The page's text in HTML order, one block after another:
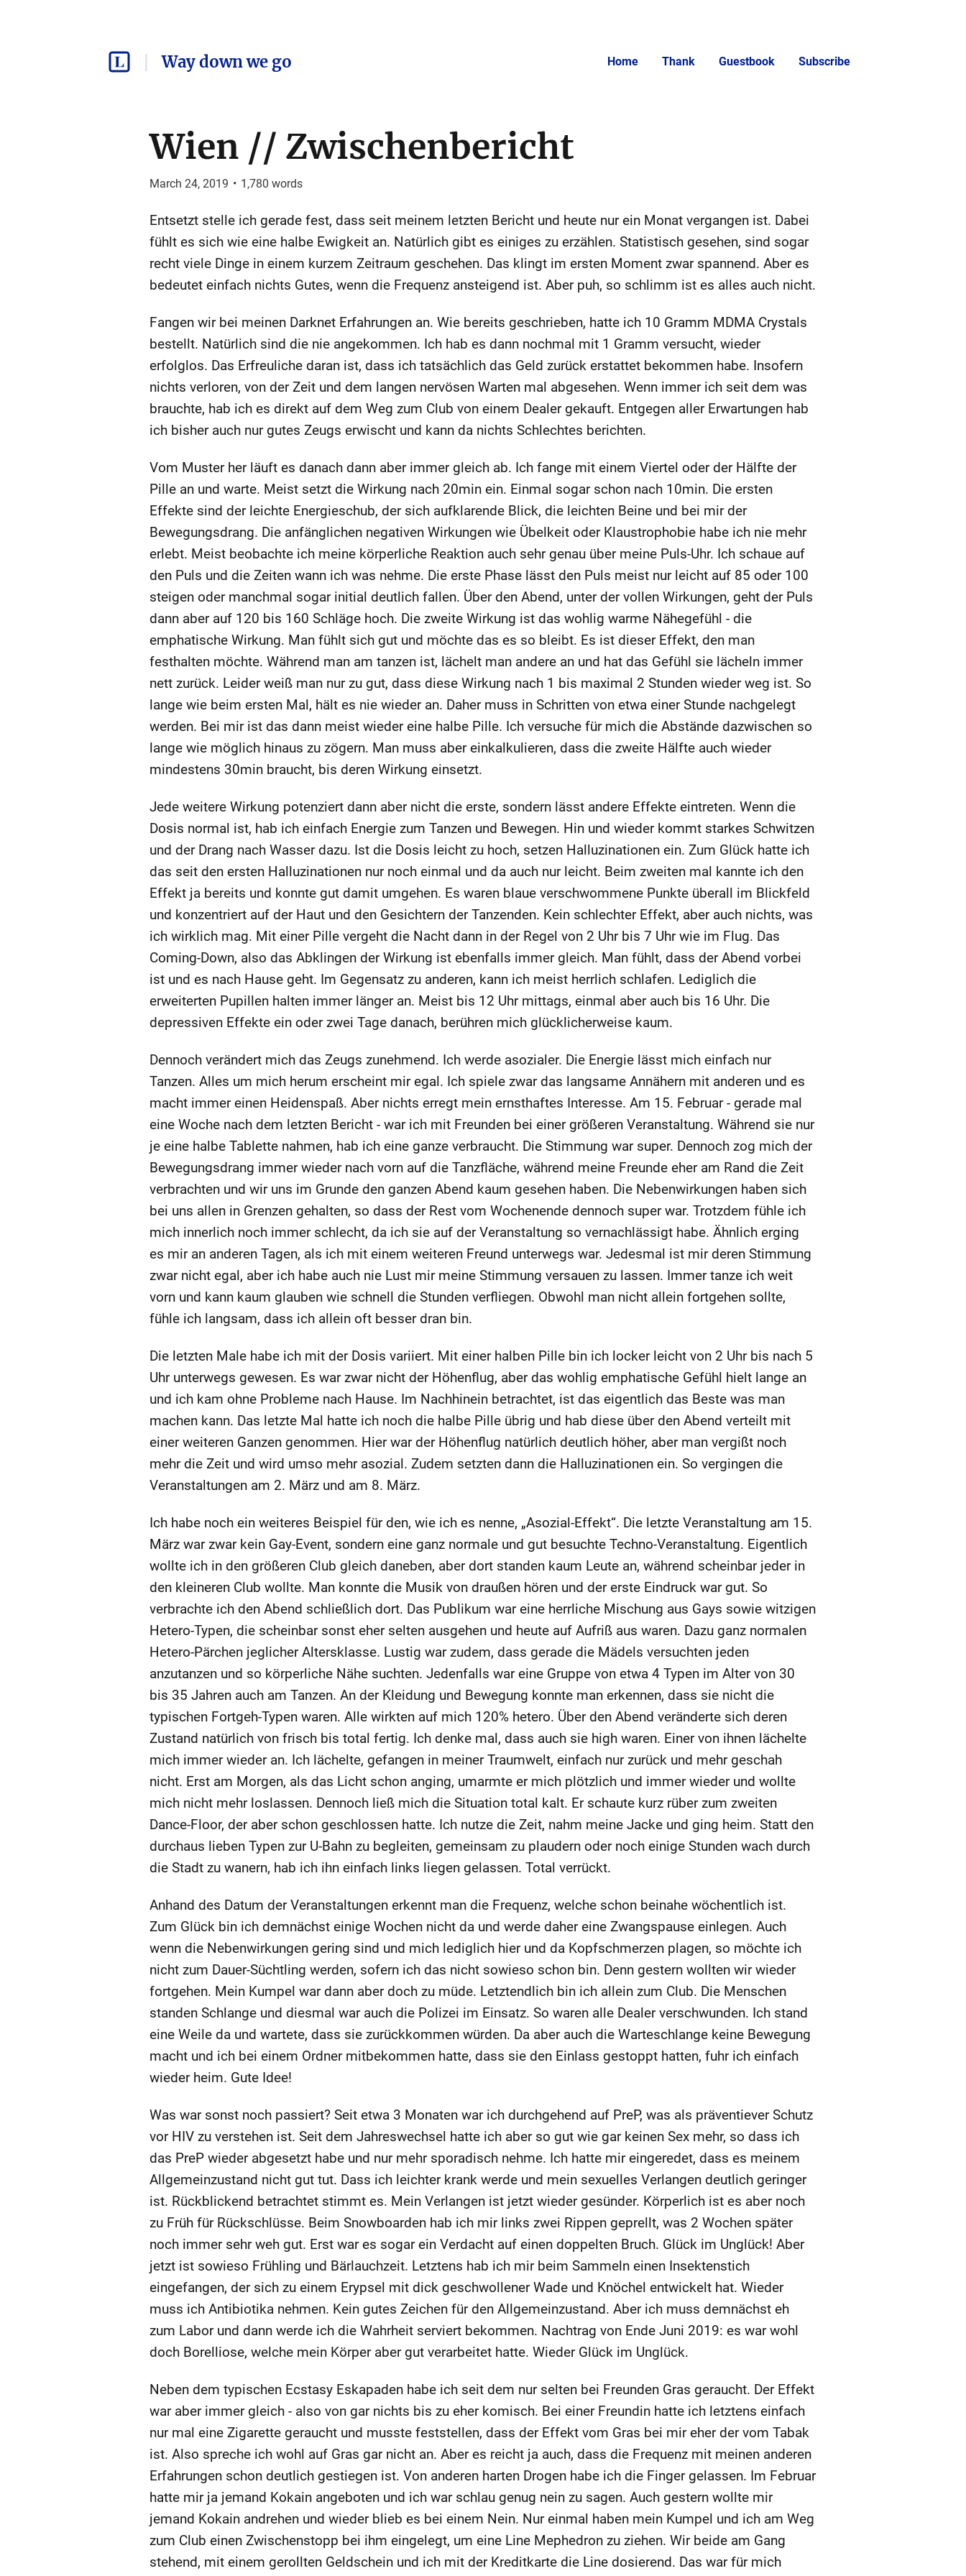
Way down we go Home Thank Guestbook Subscribe
Wien // Zwischenbericht
March 24, 2019 • 1,780 words
Entsetzt stelle ich gerade fest, dass seit meinem letzten Bericht und heute nur ein Monat vergangen ist. Dabei
fühlt es sich wie eine halbe Ewigkeit an. Natürlich gibt es einiges zu erzählen. Statistisch gesehen, sind sogar
recht viele Dinge in einem kurzem Zeitraum geschehen. Das klingt im ersten Moment zwar spannend. Aber es
bedeutet einfach nichts Gutes, wenn die Frequenz ansteigend ist. Aber puh, so schlimm ist es alles auch nicht.
Fangen wir bei meinen Darknet Erfahrungen an. Wie bereits geschrieben, hatte ich 10 Gramm MDMA Crystals
bestellt. Natürlich sind die nie angekommen. Ich hab es dann nochmal mit 1 Gramm versucht, wieder
erfolglos. Das Erfreuliche daran ist, dass ich tatsächlich das Geld zurück erstattet bekommen habe. Insofern
nichts verloren, von der Zeit und dem langen nervösen Warten mal abgesehen. Wenn immer ich seit dem was
brauchte, hab ich es direkt auf dem Weg zum Club von einem Dealer gekauft. Entgegen aller Erwartungen hab
ich bisher auch nur gutes Zeugs erwischt und kann da nichts Schlechtes berichten.
Vom Muster her läuft es danach dann aber immer gleich ab. Ich fange mit einem Viertel oder der Hälfte der
Pille an und warte. Meist setzt die Wirkung nach 20min ein. Einmal sogar schon nach 10min. Die ersten
Effekte sind der leichte Energieschub, der sich aufklarende Blick, die leichten Beine und bei mir der
Bewegungsdrang. Die anfänglichen negativen Wirkungen wie Übelkeit oder Klaustrophobie habe ich nie mehr
erlebt. Meist beobachte ich meine körperliche Reaktion auch sehr genau über meine Puls-Uhr. Ich schaue auf
den Puls und die Zeiten wann ich was nehme. Die erste Phase lässt den Puls meist nur leicht auf 85 oder 100
steigen oder manchmal sogar initial deutlich fallen. Über den Abend, unter der vollen Wirkungen, geht der Puls
dann aber auf 120 bis 160 Schläge hoch. Die zweite Wirkung ist das wohlig warme Nähegefühl - die
emphatische Wirkung. Man fühlt sich gut und möchte das es so bleibt. Es ist dieser Effekt, den man
festhalten möchte. Während man am tanzen ist, lächelt man andere an und hat das Gefühl sie lächeln immer
nett zurück. Leider weiß man nur zu gut, dass diese Wirkung nach 1 bis maximal 2 Stunden wieder weg ist. So
lange wie beim ersten Mal, hält es nie wieder an. Daher muss in Schritten von etwa einer Stunde nachgelegt
werden. Bei mir ist das dann meist wieder eine halbe Pille. Ich versuche für mich die Abstände dazwischen so
lange wie möglich hinaus zu zögern. Man muss aber einkalkulieren, dass die zweite Hälfte auch wieder
mindestens 30min braucht, bis deren Wirkung einsetzt.
Jede weitere Wirkung potenziert dann aber nicht die erste, sondern lässt andere Effekte eintreten. Wenn die
Dosis normal ist, hab ich einfach Energie zum Tanzen und Bewegen. Hin und wieder kommt starkes Schwitzen
und der Drang nach Wasser dazu. Ist die Dosis leicht zu hoch, setzen Halluzinationen ein. Zum Glück hatte ich
das seit den ersten Halluzinationen nur noch einmal und da auch nur leicht. Beim zweiten mal kannte ich den
Effekt ja bereits und konnte gut damit umgehen. Es waren blaue verschwommene Punkte überall im Blickfeld
und konzentriert auf der Haut und den Gesichtern der Tanzenden. Kein schlechter Effekt, aber auch nichts, was
ich wirklich mag. Mit einer Pille vergeht die Nacht dann in der Regel von 2 Uhr bis 7 Uhr wie im Flug. Das
Coming-Down, also das Abklingen der Wirkung ist ebenfalls immer gleich. Man fühlt, dass der Abend vorbei
ist und es nach Hause geht. Im Gegensatz zu anderen, kann ich meist herrlich schlafen. Lediglich die
erweiterten Pupillen halten immer länger an. Meist bis 12 Uhr mittags, einmal aber auch bis 16 Uhr. Die
depressiven Effekte ein oder zwei Tage danach, berühren mich glücklicherweise kaum.
Dennoch verändert mich das Zeugs zunehmend. Ich werde asozialer. Die Energie lässt mich einfach nur
Tanzen. Alles um mich herum erscheint mir egal. Ich spiele zwar das langsame Annähern mit anderen und es
macht immer einen Heidenspaß. Aber nichts erregt mein ernsthaftes Interesse. Am 15. Februar - gerade mal
eine Woche nach dem letzten Bericht - war ich mit Freunden bei einer größeren Veranstaltung. Während sie nur
je eine halbe Tablette nahmen, hab ich eine ganze verbraucht. Die Stimmung war super. Dennoch zog mich der
Bewegungsdrang immer wieder nach vorn auf die Tanzfläche, während meine Freunde eher am Rand die Zeit
verbrachten und wir uns im Grunde den ganzen Abend kaum gesehen haben. Die Nebenwirkungen haben sich
bei uns allen in Grenzen gehalten, so dass der Rest vom Wochenende dennoch super war. Trotzdem fühle ich
mich innerlich noch immer schlecht, da ich sie auf der Veranstaltung so vernachlässigt habe. Ähnlich erging
es mir an anderen Tagen, als ich mit einem weiteren Freund unterwegs war. Jedesmal ist mir deren Stimmung
zwar nicht egal, aber ich habe auch nie Lust mir meine Stimmung versauen zu lassen. Immer tanze ich weit
vorn und kann kaum glauben wie schnell die Stunden verfliegen. Obwohl man nicht allein fortgehen sollte,
fühle ich langsam, dass ich allein oft besser dran bin.
Die letzten Male habe ich mit der Dosis variiert. Mit einer halben Pille bin ich locker leicht von 2 Uhr bis nach 5
Uhr unterwegs gewesen. Es war zwar nicht der Höhenflug, aber das wohlig emphatische Gefühl hielt lange an
und ich kam ohne Probleme nach Hause. Im Nachhinein betrachtet, ist das eigentlich das Beste was man
machen kann. Das letzte Mal hatte ich noch die halbe Pille übrig und hab diese über den Abend verteilt mit
einer weiteren Ganzen genommen. Hier war der Höhenflug natürlich deutlich höher, aber man vergißt noch
mehr die Zeit und wird umso mehr asozial. Zudem setzten dann die Halluzinationen ein. So vergingen die
Veranstaltungen am 2. März und am 8. März.
Ich habe noch ein weiteres Beispiel für den, wie ich es nenne, „Asozial-Effekt“. Die letzte Veranstaltung am 15.
März war zwar kein Gay-Event, sondern eine ganz normale und gut besuchte Techno-Veranstaltung. Eigentlich
wollte ich in den größeren Club gleich daneben, aber dort standen kaum Leute an, während scheinbar jeder in
den kleineren Club wollte. Man konnte die Musik von draußen hören und der erste Eindruck war gut. So
verbrachte ich den Abend schließlich dort. Das Publikum war eine herrliche Mischung aus Gays sowie witzigen
Hetero-Typen, die scheinbar sonst eher selten ausgehen und heute auf Aufriß aus waren. Dazu ganz normalen
Hetero-Pärchen jeglicher Altersklasse. Lustig war zudem, dass gerade die Mädels versuchten jeden
anzutanzen und so körperliche Nähe suchten. Jedenfalls war eine Gruppe von etwa 4 Typen im Alter von 30
bis 35 Jahren auch am Tanzen. An der Kleidung und Bewegung konnte man erkennen, dass sie nicht die
typischen Fortgeh-Typen waren. Alle wirkten auf mich 120% hetero. Über den Abend veränderte sich deren
Zustand natürlich von frisch bis total fertig. Ich denke mal, dass auch sie high waren. Einer von ihnen lächelte
mich immer wieder an. Ich lächelte, gefangen in meiner Traumwelt, einfach nur zurück und mehr geschah
nicht. Erst am Morgen, als das Licht schon anging, umarmte er mich plötzlich und immer wieder und wollte
mich nicht mehr loslassen. Dennoch ließ mich die Situation total kalt. Er schaute kurz rüber zum zweiten
Dance-Floor, der aber schon geschlossen hatte. Ich nutze die Zeit, nahm meine Jacke und ging heim. Statt den
durchaus lieben Typen zur U-Bahn zu begleiten, gemeinsam zu plaudern oder noch einige Stunden wach durch
die Stadt zu wanern, hab ich ihn einfach links liegen gelassen. Total verrückt.
Anhand des Datum der Veranstaltungen erkennt man die Frequenz, welche schon beinahe wöchentlich ist.
Zum Glück bin ich demnächst einige Wochen nicht da und werde daher eine Zwangspause einlegen. Auch
wenn die Nebenwirkungen gering sind und mich lediglich hier und da Kopfschmerzen plagen, so möchte ich
nicht zum Dauer-Süchtling werden, sofern ich das nicht sowieso schon bin. Denn gestern wollten wir wieder
fortgehen. Mein Kumpel war dann aber doch zu müde. Letztendlich bin ich allein zum Club. Die Menschen
standen Schlange und diesmal war auch die Polizei im Einsatz. So waren alle Dealer verschwunden. Ich stand
eine Weile da und wartete, dass sie zurückkommen würden. Da aber auch die Warteschlange keine Bewegung
macht und ich bei einem Ordner mitbekommen hatte, dass sie den Einlass gestoppt hatten, fuhr ich einfach
wieder heim. Gute Idee!
Was war sonst noch passiert? Seit etwa 3 Monaten war ich durchgehend auf PreP, was als präventiever Schutz
vor HIV zu verstehen ist. Seit dem Jahreswechsel hatte ich aber so gut wie gar keinen Sex mehr, so dass ich
das PreP wieder abgesetzt habe und nur mehr sporadisch nehme. Ich hatte mir eingeredet, dass es meinem
Allgemeinzustand nicht gut tut. Dass ich leichter krank werde und mein sexuelles Verlangen deutlich geringer
ist. Rückblickend betrachtet stimmt es. Mein Verlangen ist jetzt wieder gesünder. Körperlich ist es aber noch
zu Früh für Rückschlüsse. Beim Snowboarden hab ich mir links zwei Rippen geprellt, was 2 Wochen später
noch immer sehr weh gut. Erst war es sogar ein Verdacht auf einen doppelten Bruch. Glück im Unglück! Aber
jetzt ist sowieso Frühling und Bärlauchzeit. Letztens hab ich mir beim Sammeln einen Insektenstich
eingefangen, der sich zu einem Erypsel mit dick geschwollener Wade und Knöchel entwickelt hat. Wieder
muss ich Antibiotika nehmen. Kein gutes Zeichen für den Allgemeinzustand. Aber ich muss demnächst eh
zum Labor und dann werde ich die Wahrheit serviert bekommen. Nachtrag von Ende Juni 2019: es war wohl
doch Borelliose, welche mein Körper aber gut verarbeitet hatte. Wieder Glück im Unglück.
Neben dem typischen Ecstasy Eskapaden habe ich seit dem nur selten bei Freunden Gras geraucht. Der Effekt
war aber immer gleich - also von gar nichts bis zu eher komisch. Bei einer Freundin hatte ich letztens einfach
nur mal eine Zigarette geraucht und musste feststellen, dass der Effekt vom Gras bei mir eher der vom Tabak
ist. Also spreche ich wohl auf Gras gar nicht an. Aber es reicht ja auch, dass die Frequenz mit meinen anderen
Erfahrungen schon deutlich gestiegen ist. Von anderen harten Drogen habe ich die Finger gelassen. Im Februar
hatte mir ja jemand Kokain angeboten und ich war schlau genug nein zu sagen. Auch gestern wollte mir
jemand Kokain andrehen und wieder blieb es bei einem Nein. Nur einmal haben mein Kumpel und ich am Weg
zum Club einen Zwischenstopp bei ihm eingelegt, um eine Line Mephedron zu ziehen. Wir beide am Gang
stehend, mit einem gerollten Geldschein und ich mit der Kreditkarte die Line dosierend. Das war für mich